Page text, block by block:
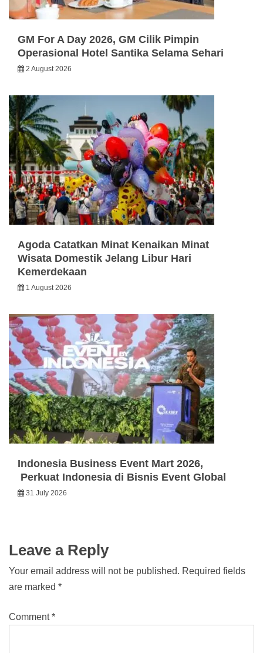
GM For A Day 2026, GM Cilik Pimpin
Operasional Hotel Santika Selama Sehari
2 August 2026
Agoda Catatkan Minat Kenaikan Minat
Wisata Domestik Jelang Libur Hari
Kemerdekaan
1 August 2026
Indonesia Business Event Mart 2026,
Perkuat Indonesia di Bisnis Event Global
31 July 2026
Leave a Reply
Your email address will not be published. Required fields
are marked *
Comment*